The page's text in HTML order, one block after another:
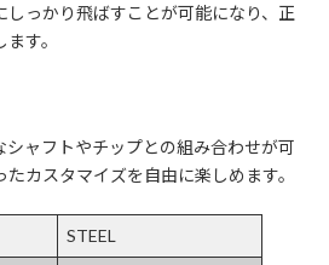
っかり飛ばすことが可能になり、正
す。
ャフトやチップとの組み合わせが可
カスタマイズを自由に楽しめます。
STEEL